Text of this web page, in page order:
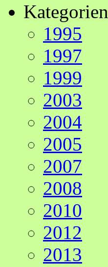
Kategorien
1995
1997
1999
2003
2004
2005
2007
2008
2010
2012
2013